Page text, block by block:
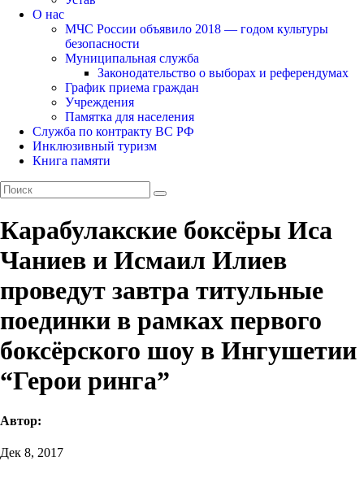
О нас
МЧС России объявило 2018 — годом культуры
безопасности
Муниципальная служба
Законодательство о выборах и референдумах
График приема граждан
Учреждения
Памятка для населения
Служба по контракту ВС РФ
Инклюзивный туризм
Книга памяти
Карабулакские боксёры Иса
Чаниев и Исмаил Илиев
проведут завтра титульные
поединки в рамках первого
боксёрского шоу в Ингушетии
“Герои ринга”
Автор:
Дек 8, 2017